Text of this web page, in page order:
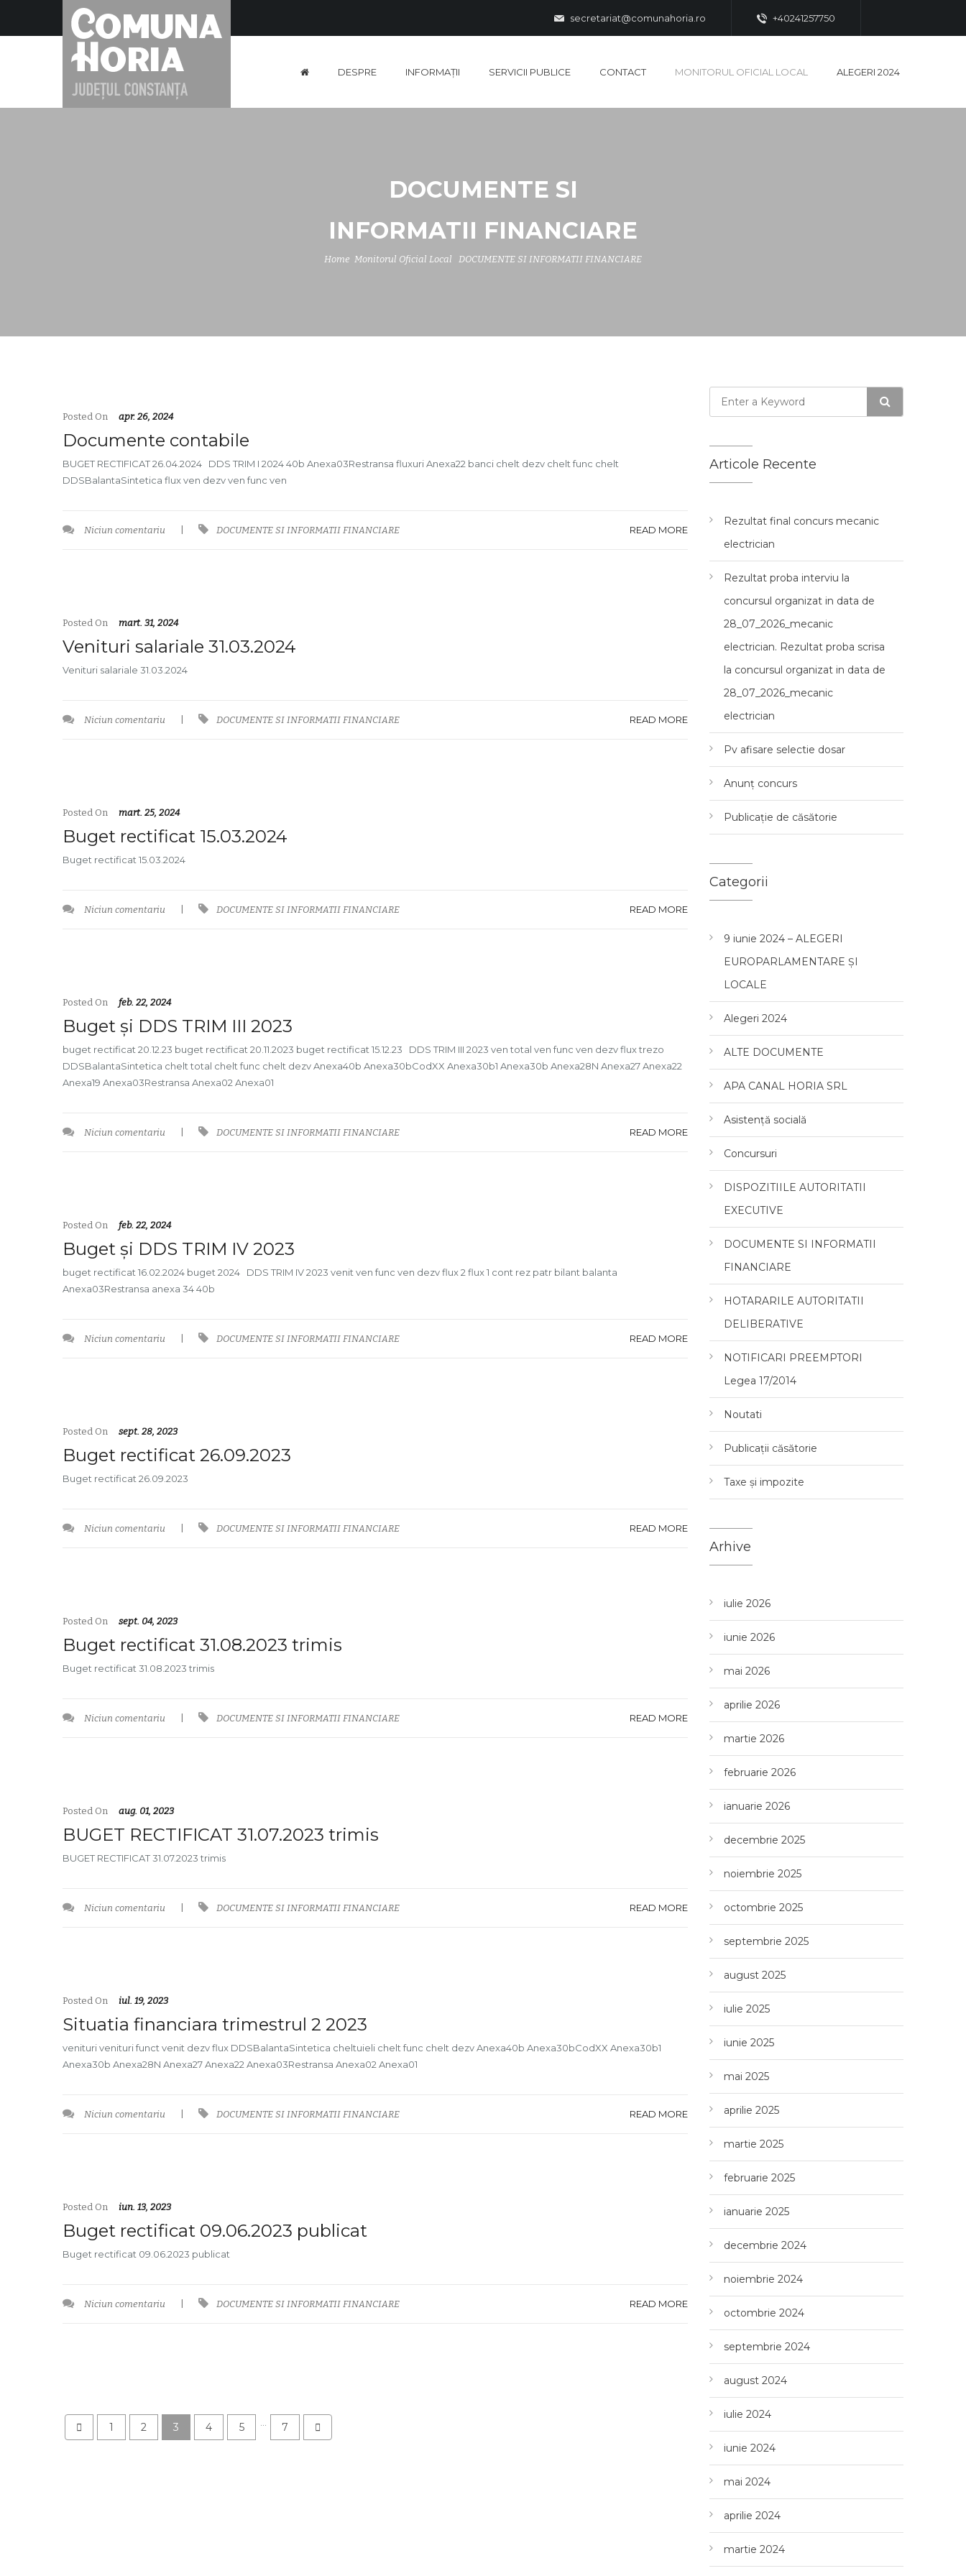
secretariat@comunahoria.ro +40241257750
DESPRE INFORMAȚII SERVICII PUBLICE CONTACT MONITORUL OFICIAL LOCAL ALEGERI 2024
DOCUMENTE SI
INFORMATII FINANCIARE
Home Monitorul Oficial Local DOCUMENTE SI INFORMATII FINANCIARE
Posted On apr. 26, 2024
Documente contabile
BUGET RECTIFICAT 26.04.2024 DDS TRIM I 2024 40b Anexa03Restransa fluxuri Anexa22 banci chelt dezv chelt func chelt
DDSBalantaSintetica flux ven dezv ven func ven
Niciun comentariu DOCUMENTE SI INFORMATII FINANCIARE READ MORE
Posted On mart. 31, 2024
Venituri salariale 31.03.2024
Venituri salariale 31.03.2024
Niciun comentariu DOCUMENTE SI INFORMATII FINANCIARE READ MORE
Posted On mart. 25, 2024
Buget rectificat 15.03.2024
Buget rectificat 15.03.2024
Niciun comentariu DOCUMENTE SI INFORMATII FINANCIARE READ MORE
Posted On feb. 22, 2024
Buget și DDS TRIM III 2023
buget rectificat 20.12.23 buget rectificat 20.11.2023 buget rectificat 15.12.23 DDS TRIM III 2023 ven total ven func ven dezv flux trezo
DDSBalantaSintetica chelt total chelt func chelt dezv Anexa40b Anexa30bCodXX Anexa30b1 Anexa30b Anexa28N Anexa27 Anexa22
Anexa19 Anexa03Restransa Anexa02 Anexa01
Niciun comentariu DOCUMENTE SI INFORMATII FINANCIARE READ MORE
Posted On feb. 22, 2024
Buget și DDS TRIM IV 2023
buget rectificat 16.02.2024 buget 2024 DDS TRIM IV 2023 venit ven func ven dezv flux 2 flux 1 cont rez patr bilant balanta
Anexa03Restransa anexa 34 40b
Niciun comentariu DOCUMENTE SI INFORMATII FINANCIARE READ MORE
Posted On sept. 28, 2023
Buget rectificat 26.09.2023
Buget rectificat 26.09.2023
Niciun comentariu DOCUMENTE SI INFORMATII FINANCIARE READ MORE
Posted On sept. 04, 2023
Buget rectificat 31.08.2023 trimis
Buget rectificat 31.08.2023 trimis
Niciun comentariu DOCUMENTE SI INFORMATII FINANCIARE READ MORE
Posted On aug. 01, 2023
BUGET RECTIFICAT 31.07.2023 trimis
BUGET RECTIFICAT 31.07.2023 trimis
Niciun comentariu DOCUMENTE SI INFORMATII FINANCIARE READ MORE
Posted On iul. 19, 2023
Situatia financiara trimestrul 2 2023
venituri venituri funct venit dezv flux DDSBalantaSintetica cheltuieli chelt func chelt dezv Anexa40b Anexa30bCodXX Anexa30b1
Anexa30b Anexa28N Anexa27 Anexa22 Anexa03Restransa Anexa02 Anexa01
Niciun comentariu DOCUMENTE SI INFORMATII FINANCIARE READ MORE
Posted On iun. 13, 2023
Buget rectificat 09.06.2023 publicat
Buget rectificat 09.06.2023 publicat
Niciun comentariu DOCUMENTE SI INFORMATII FINANCIARE READ MORE
1 2 3 4 5 7
Articole Recente
Rezultat final concurs mecanic
electrician
Rezultat proba interviu la
concursul organizat in data de
28_07_2026_mecanic
electrician. Rezultat proba scrisa
la concursul organizat in data de
28_07_2026_mecanic
electrician
Pv afisare selectie dosar
Anunț concurs
Publicație de căsătorie
Categorii
9 iunie 2024 – ALEGERI
EUROPARLAMENTARE ȘI
LOCALE
Alegeri 2024
ALTE DOCUMENTE
APA CANAL HORIA SRL
Asistență socială
Concursuri
DISPOZITIILE AUTORITATII
EXECUTIVE
DOCUMENTE SI INFORMATII
FINANCIARE
HOTARARILE AUTORITATII
DELIBERATIVE
NOTIFICARI PREEMPTORI
Legea 17/2014
Noutati
Publicații căsătorie
Taxe și impozite
Arhive
iulie 2026
iunie 2026
mai 2026
aprilie 2026
martie 2026
februarie 2026
ianuarie 2026
decembrie 2025
noiembrie 2025
octombrie 2025
septembrie 2025
august 2025
iulie 2025
iunie 2025
mai 2025
aprilie 2025
martie 2025
februarie 2025
ianuarie 2025
decembrie 2024
noiembrie 2024
octombrie 2024
septembrie 2024
august 2024
iulie 2024
iunie 2024
mai 2024
aprilie 2024
martie 2024